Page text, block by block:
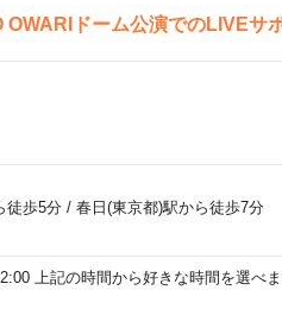
ドーム公演でのLIVEサ
徒歩5分/ 春日(東京都)駅から徒歩7分
上記の時間から好きな時間を選べ